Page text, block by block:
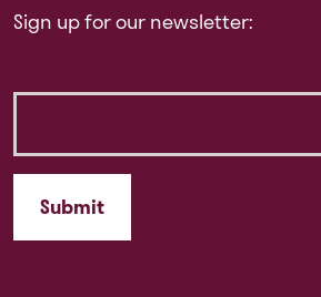
Sign up for our newsletter: